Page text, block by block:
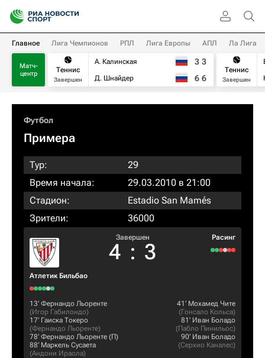
Главное Лига Чемпионов РПЛ Лига Европы АПЛ Ла Лига
Матч-
центр
Теннис
Завершен
А. Калинская
Д. Шнайдер
3 3
6 6
Теннис
Завершен
Футбол
Примера
Тур:
29
Время начала:
29.03.2010 в 21:00
Стадион:
Estadio San Mamés
Зрители:
36000
Атлетик Бильбао
Завершен
4 : 3
Расинг
13‎’‎ Фернандо Льоренте
(Игор Габилондо)
17‎’‎ Гаиска Токеро
(Фернандо Льоренте)
78‎’‎ Фернандо Льоренте (П)
88‎’‎ Маркель Сусаета
(Андони Ираола)
41‎’‎ Мохамед Чите
(Гонсало Кольса)
81‎’‎ Иван Боладо
(Пабло Пинильос)
90‎’‎ Иван Боладо
(Серхио Каналес)